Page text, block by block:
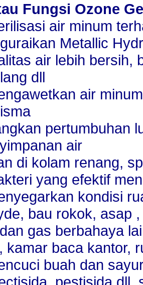
Fungsi Ozone
air minum
Metallic
air lebih bersih,
dll
air
pertumbuhan
air
di kolam renang,
yang efektif
kondisi
bau rokok, asap
gas berbahaya
kamar baca kantor,
buah dan